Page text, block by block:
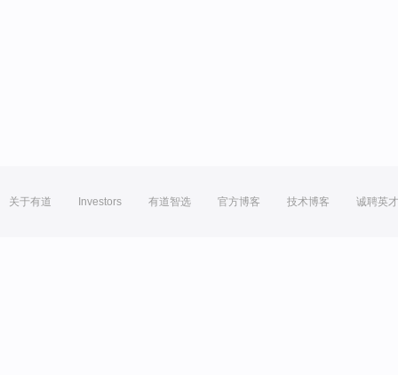
关于有道 Investors 有道智选 官方博客 技术博客 诚聘英才